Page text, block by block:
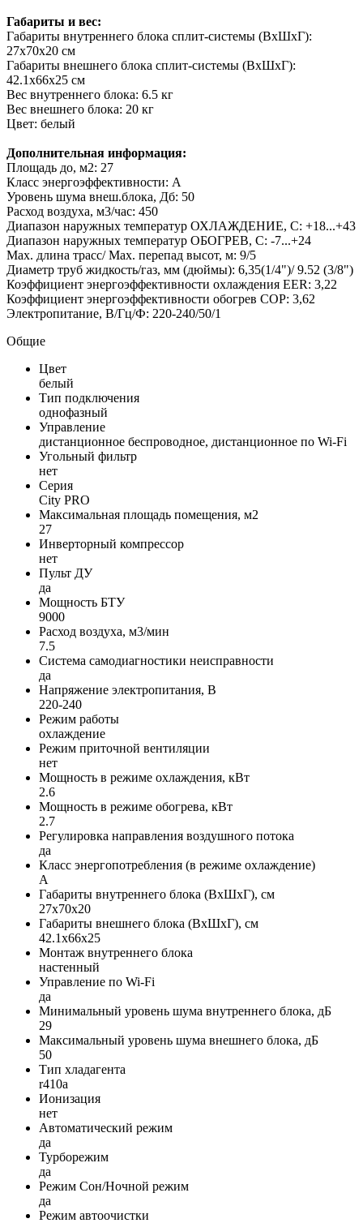
Габариты и вес:
Габариты внутреннего блока сплит-системы (ВхШхГ):
27x70x20 см
Габариты внешнего блока сплит-системы (ВхШхГ):
42.1х66х25 см
Вес внутреннего блока: 6.5 кг
Вес внешнего блока: 20 кг
Цвет: белый
Дополнительная информация:
Площадь до, м2: 27
Класс энергоэффективности: А
Уровень шума внеш.блока, Дб: 50
Расход воздуха, м3/час: 450
Диапазон наружных температур ОХЛАЖДЕНИЕ, С: +18...+43
Диапазон наружных температур ОБОГРЕВ, С: -7...+24
Мах. длина трасс/ Мах. перепад высот, м: 9/5
Диаметр труб жидкость/газ, мм (дюймы): 6,35(1/4")/ 9.52 (3/8")
Коэффициент энергоэффективности охлаждения EER: 3,22
Коэффициент энергоэффективности обогрев COP: 3,62
Электропитание, В/Гц/Ф: 220-240/50/1
Общие
Цвет
белый
Тип подключения
однофазный
Управление
дистанционное беспроводное, дистанционное по Wi-Fi
Угольный фильтр
нет
Серия
City PRO
Максимальная площадь помещения, м2
27
Инверторный компрессор
нет
Пульт ДУ
да
Мощность БТУ
9000
Расход воздуха, м3/мин
7.5
Система самодиагностики неисправности
да
Напряжение электропитания, В
220-240
Режим работы
оxлаждение
Режим приточной вентиляции
нет
Мощность в режиме охлаждения, кВт
2.6
Мощность в режиме обогрева, кВт
2.7
Регулировка направления воздушного потока
да
Класс энергопотребления (в режиме охлаждение)
A
Габариты внутреннего блока (ВxШxГ), см
27x70x20
Габариты внешнего блока (ВxШxГ), см
42.1x66x25
Монтаж внутреннего блока
настенный
Управление по Wi-Fi
да
Минимальный уровень шума внутреннего блока, дБ
29
Максимальный уровень шума внешнего блока, дБ
50
Тип хладагента
r410a
Ионизация
нет
Автоматический режим
да
Турборежим
да
Режим Сон/Ночной режим
да
Режим автоочистки